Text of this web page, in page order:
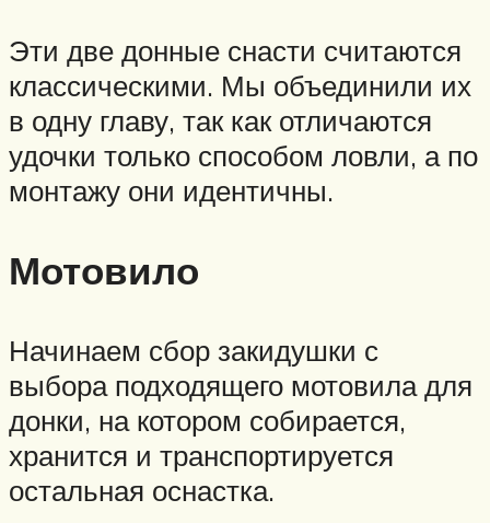
Эти две донные снасти считаются
классическими. Мы объединили их
в одну главу, так как отличаются
удочки только способом ловли, а по
монтажу они идентичны.
Мотовило
Начинаем сбор закидушки с
выбора подходящего мотовила для
донки, на котором собирается,
хранится и транспортируется
остальная оснастка.